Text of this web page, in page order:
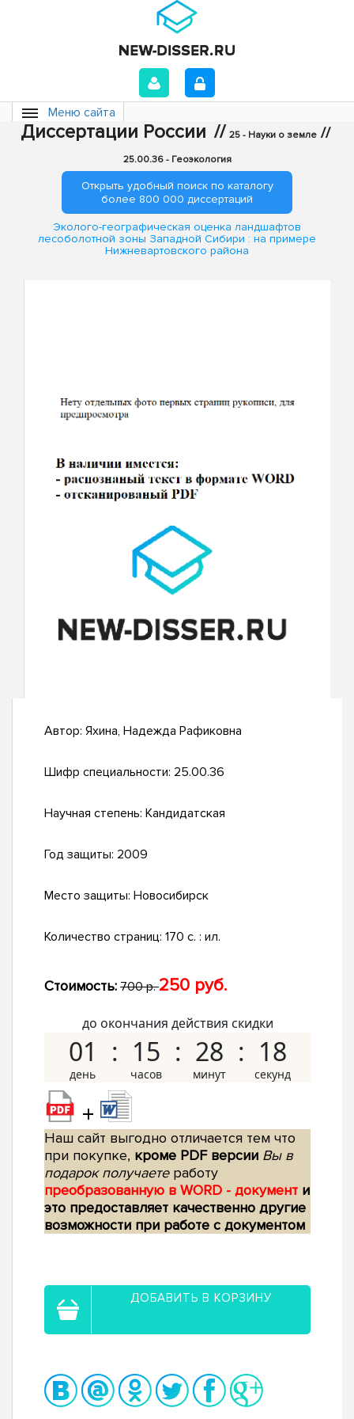
Меню сайта
Диссертации России // 25 - Науки о земле //
25.00.36 - Геоэкология
Открыть удобный поиск по каталогу
более 800 000 диссертаций
Эколого-географическая оценка ландшафтов
лесоболотной зоны Западной Сибири : на примере
Нижневартовского района
Автор: Яхина, Надежда Рафиковна
Шифр специальности: 25.00.36
Научная степень: Кандидатская
Год защиты: 2009
Место защиты: Новосибирск
Количество страниц: 170 с. : ил.
Стоимость: 700 р.250 руб.
до окончания действия скидки
01 15 28 17
+
Наш сайт выгодно отличается тем что
при покупке, кроме PDF версии Вы в
подарок получаетеработу
преобразованную в WORD - документ и
это предоставляет качественно другие
возможности при работе с документом
ДОБАВИТЬ В КОРЗИНУ